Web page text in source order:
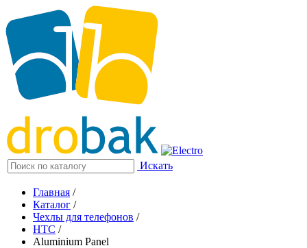
Искать
Главная /
Каталог /
Чехлы для телефонов /
HTC /
Aluminium Panel